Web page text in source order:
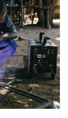
L’eau
Potable
Et
Une
Électricité
Fiable
Sont
Tous
Des